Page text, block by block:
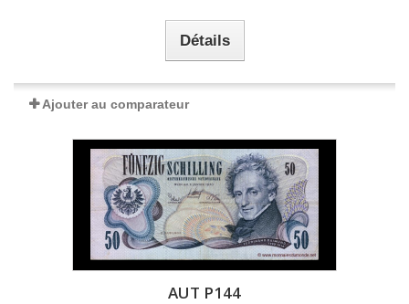
Détails
Ajouter au comparateur
AUT P144